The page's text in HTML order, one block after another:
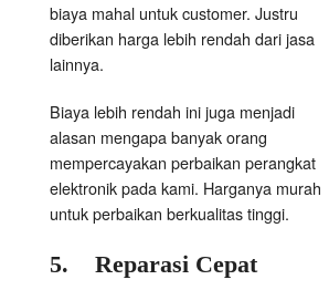
biaya mahal untuk customer. Justru
diberikan harga lebih rendah dari jasa
lainnya.
Biaya lebih rendah ini juga menjadi
alasan mengapa banyak orang
mempercayakan perbaikan perangkat
elektronik pada kami. Harganya murah
untuk perbaikan berkualitas tinggi.
5. Reparasi Cepat